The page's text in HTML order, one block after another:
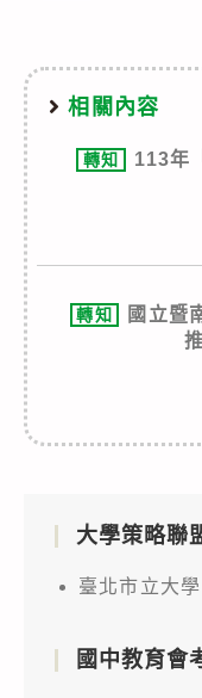
相關內容
轉知
113年
轉知
國立暨
大學策略聯
臺北市立大學
國中教育會